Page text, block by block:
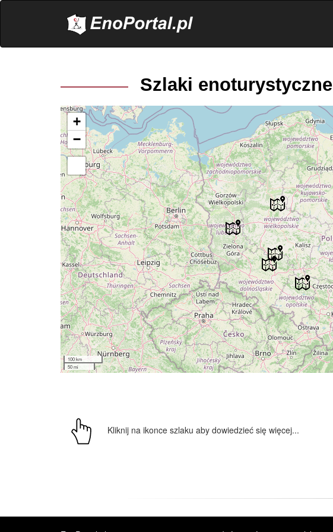
Szlaki enoturystyczne
+
−
100 km
50 mi
Kliknij na ikonce szlaku aby dowiedzieć się więcej...